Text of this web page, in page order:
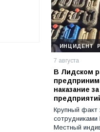
ИНЦИДЕНТ
7 августа
В Лидском
наказание
Крупный факт
Местный